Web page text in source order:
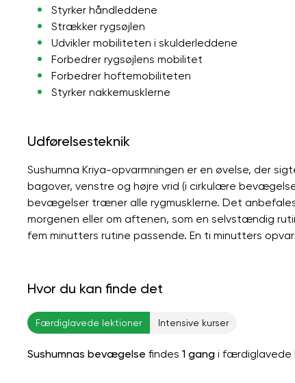
Styrker håndleddene
Strækker rygsøjlen
Udvikler mobiliteten i skulderleddene
Forbedrer rygsøjlens mobilitet
Forbedrer hoftemobiliteten
Styrker nakkemusklerne
Udførelsesteknik
Sushumna Kriya-opvarmningen er en øvelse, der
bagover, venstre og højre vrid (i cirkulære
bevægelser træner alle rygmusklerne. Det
morgenen eller om aftenen, som en selvstændig
fem minutters rutine passende. En ti minutters
Hvor du kan finde det
Færdiglavede lektioner Intensive kurser
Sushumnas bevægelse findes 1 gang i færdiglavede